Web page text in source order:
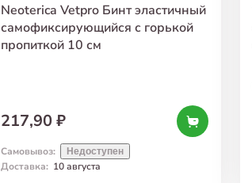
Neoterica Vetpro Бинт эластичный
самофиксирующийся с горькой
пропиткой 10 см
217,90 ₽
Самовывоз: Недоступен
Доставка: 10 августа